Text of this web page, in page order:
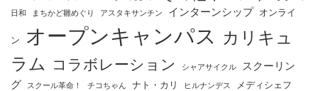
日和
まちかど雛めぐり アスタキサンチン インターンシップ オンライ
ン オープンキャンパス カリキュ
ラム コラボレーション シャアサイクル
スクーリン
グ
スクール革命！ チコちゃん ナト・カリ ヒルナンデス メディシェフ